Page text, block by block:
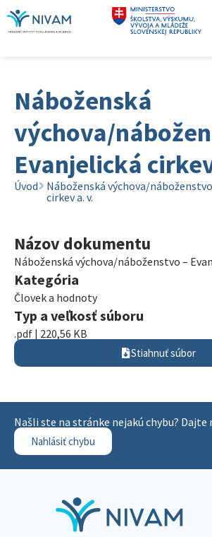
Náboženská
výchova/
Evanjelická
Úvod
Náboženská výchova/
cirkev a. v.
Názov dokumentu
Náboženská výchova/náboženstvo –
Kategória
Človek a hodnoty
Typ a veľkosť súboru
.pdf | 220,56 KB
Stiahnuť súbor
Našli ste na stránke nejakú chybu? Dajte
Nahlásiť chybu